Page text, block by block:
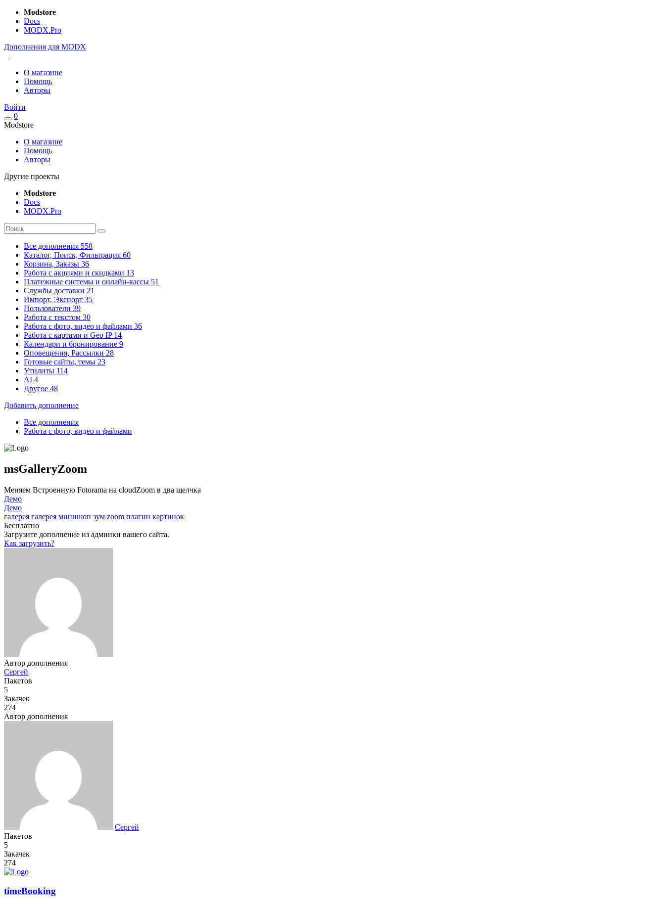
Modstore
Docs
MODX.Pro
Дополнения для MODX
О магазине
Помощь
Авторы
Войти
0
Modstore
О магазине
Помощь
Авторы
Другие проекты
Modstore
Docs
MODX.Pro
Все дополнения 558
Каталог, Поиск, Фильтрация 60
Корзина, Заказы 36
Работа с акциями и скидками 13
Платежные системы и онлайн-кассы 51
Службы доставки 21
Импорт, Экспорт 35
Пользователи 39
Работа с текстом 30
Работа с фото, видео и файлами 36
Работа с картами и Geo IP 14
Календари и бронирование 9
Оповещения, Рассылки 28
Готовые сайты, темы 23
Утилиты 114
AI 4
Другое 48
Добавить дополнение
Все дополнения
Работа с фото, видео и файлами
msGalleryZoom
Меняем Встроенную Fotorama на cloudZoom в два щелчка
Демо
Демо
галерея галерея минишоп зум zoom плагин картинок
Бесплатно
Загрузите дополнение из админки вашего сайта.
Как загрузить?
Автор дополнения
Сергей
Пакетов
5
Закачек
274
Автор дополнения
Сергей
Пакетов
5
Закачек
274
timeBooking